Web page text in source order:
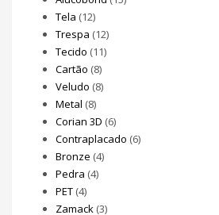
Tela (12)
Trespa (12)
Tecido (11)
Cartão (8)
Veludo (8)
Metal (8)
Corian 3D (6)
Contraplacado (6)
Bronze (4)
Pedra (4)
PET (4)
Zamack (3)